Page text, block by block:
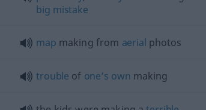
big mistake
map making from aerial photos
trouble of one’s own making